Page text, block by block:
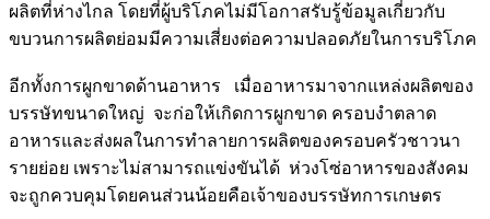
ผลิตที่ห่างไกล โดยที่ผู้บริโภคไม่มีโอกาสรับรู้ข้อมูลเกี่ยวกับ
ขบวนการผลิตย่อมมีความเสี่ยงต่อความปลอดภัยในการบริโภค
อีกทั้งการผูกขาดด้านอาหาร เมื่ออาหารมาจากแหล่งผลิตของ
บรรษัทขนาดใหญ่ จะก่อให้เกิดการผูกขาด ครอบงำตลาด
อาหารและส่งผลในการทำลายการผลิตของครอบครัวชาวนา
รายย่อย เพราะไม่สามารถแข่งขันได้ ห่วงโซ่อาหารของสังคม
จะถูกควบคุมโดยคนส่วนน้อยคือเจ้าของบรรษัทการเกษตร